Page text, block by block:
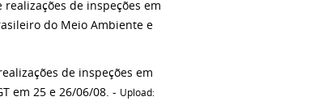
de inspeções em
do Meio Ambiente e
de inspeções em
em 25 e 26/06/08. - Upload: